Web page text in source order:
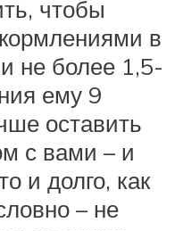
чтобы
в
не более 1,5-
ему 9
оставить
с вами – и
и долго, как
– не